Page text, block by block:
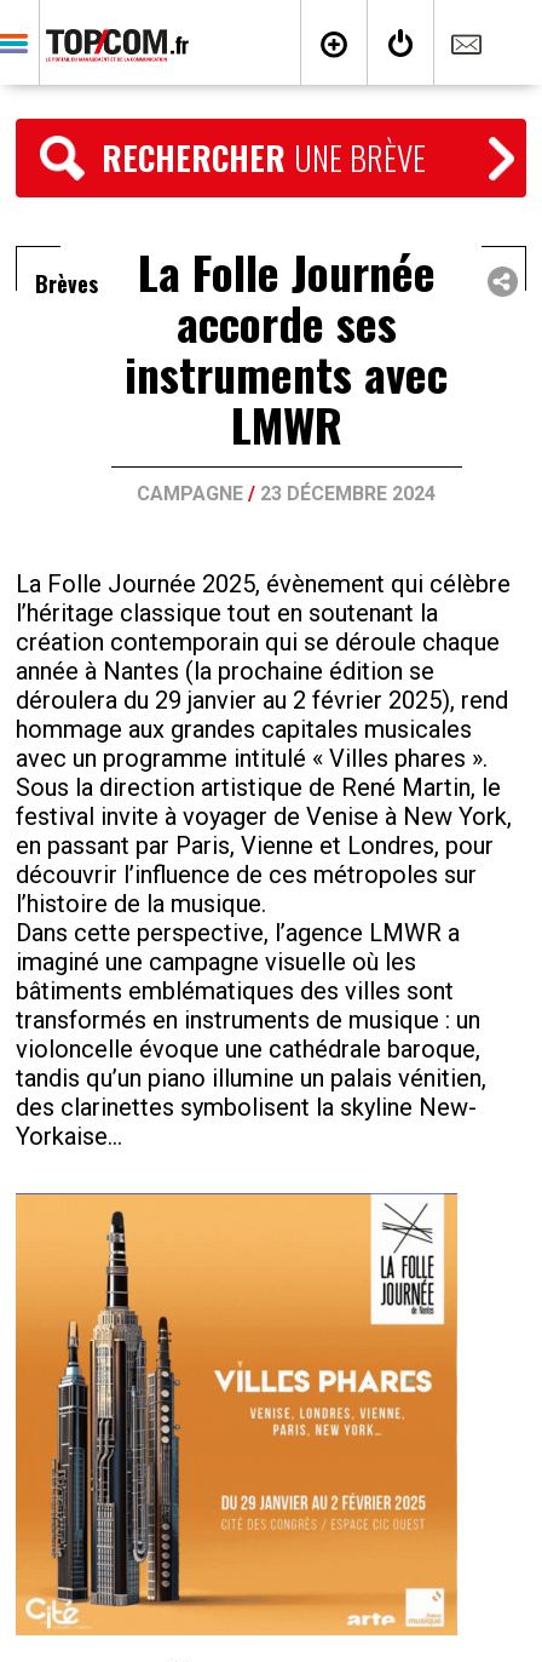
RECHERCHER UNE BRÈVE
Brèves La Folle Journée
accorde ses
instruments avec
LMWR
CAMPAGNE / 23 DÉCEMBRE 2024
La Folle Journée 2025, évènement qui célèbre
l’héritage classique tout en soutenant la
création contemporain qui se déroule chaque
année à Nantes (la prochaine édition se
déroulera du 29 janvier au 2 février 2025), rend
hommage aux grandes capitales musicales
avec un programme intitulé « Villes phares ».
Sous la direction artistique de René Martin, le
festival invite à voyager de Venise à New York,
en passant par Paris, Vienne et Londres, pour
découvrir l’influence de ces métropoles sur
l’histoire de la musique.
Dans cette perspective, l’agence LMWR a
imaginé une campagne visuelle où les
bâtiments emblématiques des villes sont
transformés en instruments de musique : un
violoncelle évoque une cathédrale baroque,
tandis qu’un piano illumine un palais vénitien,
des clarinettes symbolisent la skyline New-
Yorkaise...